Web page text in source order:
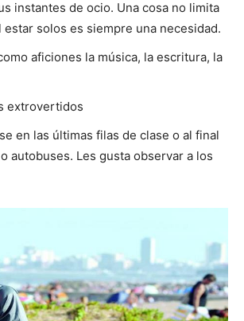
instantes de ocio. Una cosa no limita
estar solos es siempre una necesidad.
aficiones la música, la escritura, la
extrovertidos
en las últimas filas de clase o al final
autobuses. Les gusta observar a los